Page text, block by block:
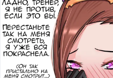
автор Railyx, raily_x
ЗЫ Этот пост посвящается
какашку на постеMayano